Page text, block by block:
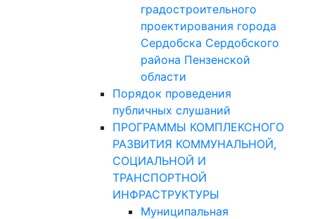
градостроительного
проектирования города
Сердобска Сердобского
района Пензенской
области
Порядок проведения
публичных слушаний
ПРОГРАММЫ КОМПЛЕКСНОГО
РАЗВИТИЯ КОММУНАЛЬНОЙ,
СОЦИАЛЬНОЙ И
ТРАНСПОРТНОЙ
ИНФРАСТРУКТУРЫ
Муниципальная